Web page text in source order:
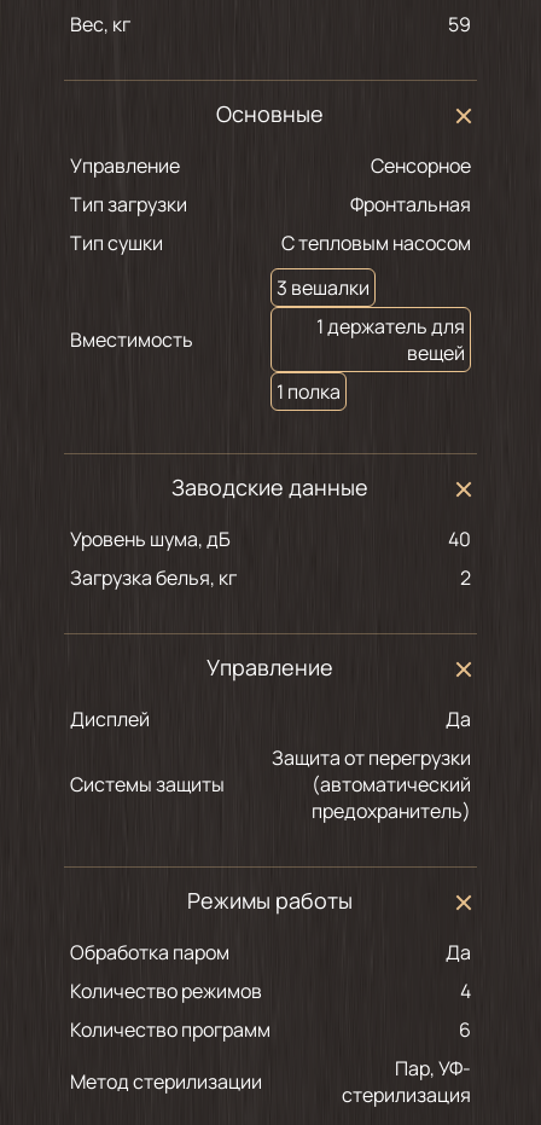
Вес, кг
59
Основные
Управление
Сенсорное
Тип загрузки
Фронтальная
Тип сушки
С тепловым насосом
Вместимость
3 вешалки
1 держатель для
вещей
1 полка
Заводские данные
Уровень шума, дБ
40
Загрузка белья, кг
2
Управление
Дисплей Да
Системы защиты
Защита от перегрузки
(автоматический
предохранитель)
Режимы работы
Обработка паром
Да
Количество режимов
4
Количество программ
6
Метод стерилизации
Пар, УФ-
стерилизация